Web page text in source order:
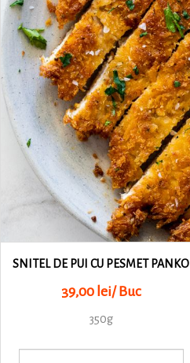
SNITEL DE PUI CU PESMET PANKO
39,00 lei/ Buc
350g